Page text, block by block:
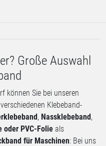
Große Auswahl
können Sie bei unseren
Klebeband-
, Nassklebeband,
oder PVC-Folie als
für Maschinen: Bei uns